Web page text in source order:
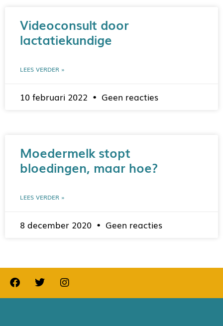
Videoconsult door
lactatiekundige
LEES VERDER »
10 februari 2022 Geen reacties
Moedermelk stopt
bloedingen, maar hoe?
LEES VERDER »
8 december 2020 Geen reacties